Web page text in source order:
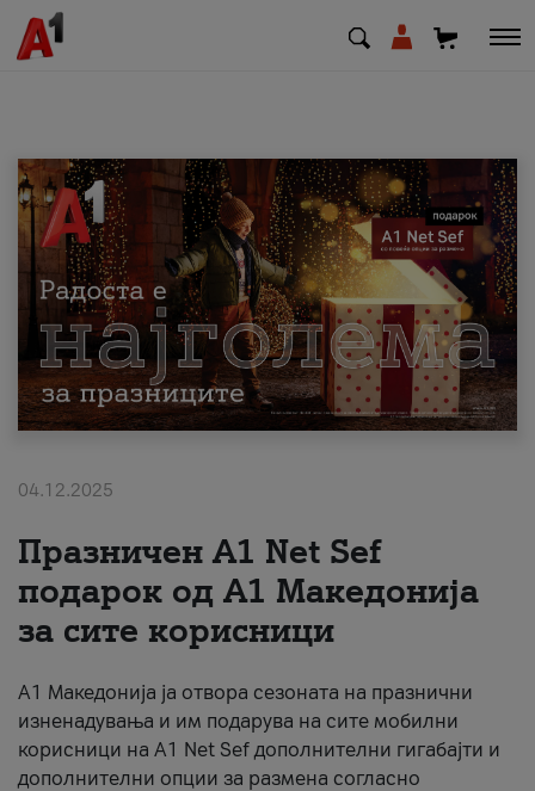
МК EN SQ
Приватни Деловни
Поддршка
Надополни кредит
За нас
#ПодобарОнлајн
04.12.2025
Празничен A1 Net Sеf
подарок од А1 Македонија
за сите корисници
А1 Македонија ја отвора сезоната на празнични
изненадувања и им подарува на сите мобилни
корисници на A1 Net Sef дополнителни гигабајти и
дополнителни опции за размена согласно